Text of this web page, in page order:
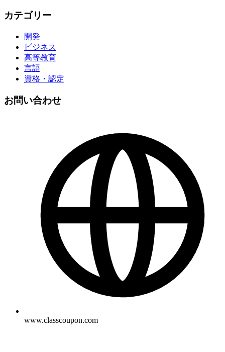
カテゴリー
開発
ビジネス
高等教育
言語
資格・認定
お問い合わせ
www.classcoupon.com